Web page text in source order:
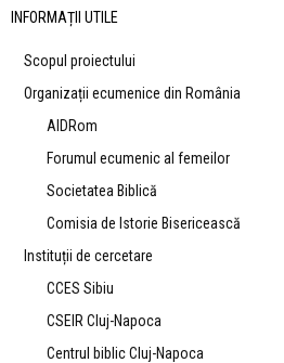
INFORMAȚII UTILE
Scopul proiectului
Organizații ecumenice din România
AIDRom
Forumul ecumenic al femeilor
Societatea Biblică
Comisia de Istorie Bisericească
Instituții de cercetare
CCES Sibiu
CSEIR Cluj-Napoca
Centrul biblic Cluj-Napoca